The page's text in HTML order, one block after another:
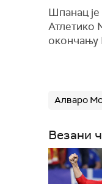
Шпанац је
Атлетико
окончању
Алваро
Везани